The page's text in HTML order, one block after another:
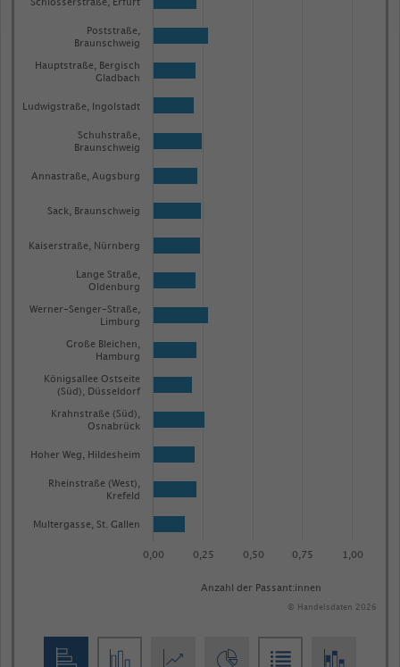
Anzahl der Passant:innen
Schlösserstraße, Erfurt
Schuhstraße,
Braunschweig
Lange Straße,
Oldenburg
Krahnstraße (Süd),
Osnabrück
Poststraße,
Braunschweig
Hauptstraße, Bergisch
Gladbach
Ludwigstraße, Ingolstadt
Annastraße, Augsburg
Sack, Braunschweig
Kaiserstraße, Nürnberg
Werner-Senger-Straße,
Limburg
Große Bleichen,
Hamburg
Königsallee Ostseite
(Süd), Düsseldorf
Hoher Weg, Hildesheim
Rheinstraße (West),
Krefeld
Multergasse, St. Gallen
0,00 0,25 0,50 0,75 1,00
© Handelsdaten 2026
interactive